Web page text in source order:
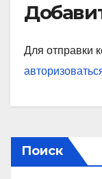
Для отправки
Поиск